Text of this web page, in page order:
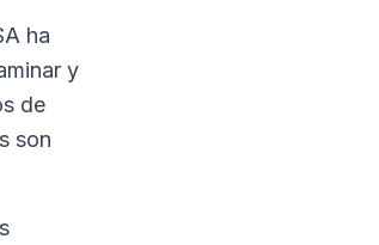
ha
y
de
son